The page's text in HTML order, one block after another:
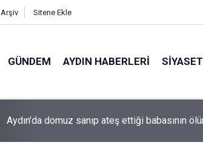
Arşiv Sitene Ekle
GÜNDEM AYDIN HABERLERI SIYASET
Yeni Parti'nin Aydın kurucu yönetimi belli oldu